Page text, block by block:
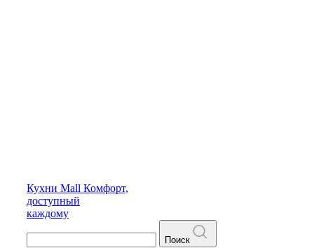
Кухни Mall Комфорт,
доступный
каждому
Поиск